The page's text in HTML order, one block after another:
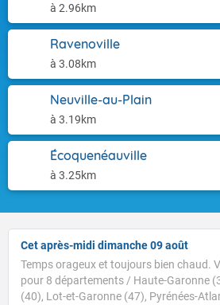
à 2.96km
Ravenoville
à 3.08km
Neuville-au-Plain
à 3.19km
Écoquenéauville
à 3.25km
Cet après-midi dimanche 09 août
Temps orageux et toujours bien chaud.
pour 8 départements / Haute-Garonne
(40), Lot-et-Garonne (47), Pyrénées-